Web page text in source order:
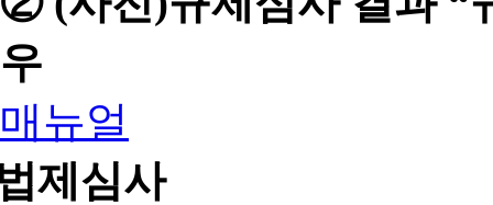
우
매뉴얼
제심사